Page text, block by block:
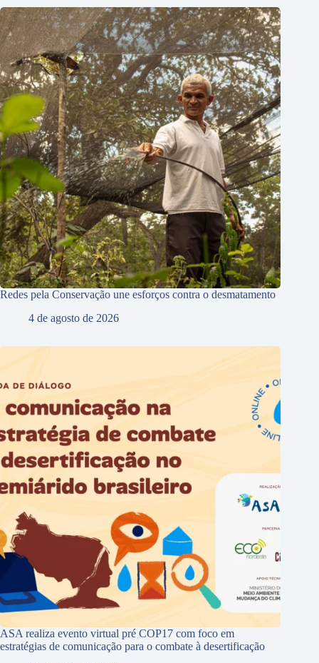
Redes pela Conservação une esforços contra o desmatamento
4 de agosto de 2026
ASA realiza evento virtual pré COP17 com foco em
estratégias de comunicação para o combate à desertificação